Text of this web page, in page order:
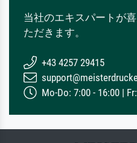
当社のエキスパートが
ただきます。
+43 4257 29415
Mo-Do: 7:00 - 16:00 |